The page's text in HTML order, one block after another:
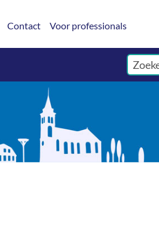
Contact Voor professionals